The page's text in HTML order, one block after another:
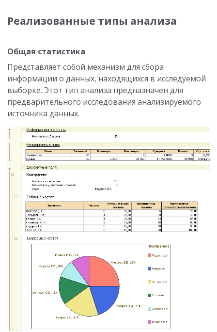
Реализованные типы анализа
Общая статистика
Представляет собой механизм для сбора
информации о данных, находящихся в исследуемой
выборке. Этот тип анализа предназначен для
предварительного исследования анализируемого
источника данных.